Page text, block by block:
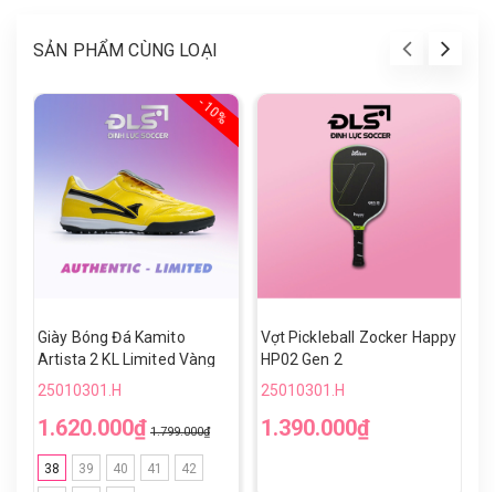
SẢN PHẨM CÙNG LOẠI
- 10%
Giày Bóng Đá Kamito
Artista 2 KL Limited Vàng
Đen TF
25010301.H
1.620.000₫ 1.799.000₫
38 39 40 41 42
Vợt Pickleball Zocker Happy
HP02 Gen 2
25010301.H
1.390.000₫